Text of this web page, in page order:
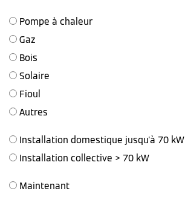
Pompe à chaleur
Gaz
Bois
Solaire
Fioul
Autres
Installation domestique jusqu'à 70 kW
Installation collective > 70 kW
Maintenant